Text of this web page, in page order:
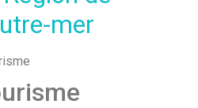
mer